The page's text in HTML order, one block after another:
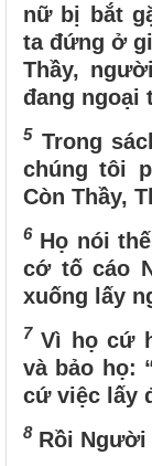
nữ bị bắt
ta đứng ở
Thầy,
đang ngoại
5 Trong
chúng tôi
Còn Thầy,
6 Họ nói
cớ tố cáo
xuống lấy
7 Vì họ cứ
và bảo họ:
cứ việc lấy
8 Rồi